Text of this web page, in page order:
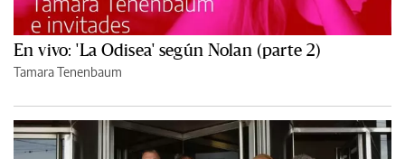
En vivo: 'La Odisea' según Nolan (parte 2)
Tamara Tenenbaum